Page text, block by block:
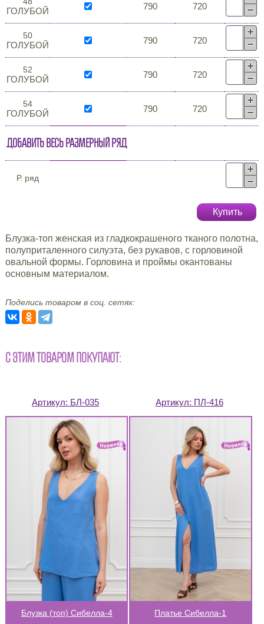
ГОЛУБОЙ 790 720
50
ГОЛУБОЙ 790 720
52
ГОЛУБОЙ 790 720
54
ГОЛУБОЙ 790 720
Добавить весь размерный ряд
Р. ряд
Купить
Блузка-топ женская из гладкокрашеного тканого полотна,
полуприталенного силуэта, без рукавов, с горловиной
овальной формы. Горловина и проймы окантованы
основным материалом.
Поделись товаром в соц. сетях:
С ЭТИМ ТОВАРОМ ПОКУПАЮТ:
Артикул: БЛ-035
Блузка (топ) Сибелла-4
Артикул: ПЛ-416
Платье Сибелла-1